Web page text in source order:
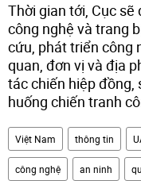
Thời gian tới, Cục
công nghệ và trang
cứu, phát triển công
quan, đơn vị và địa
tác chiến hiệp đồng,
huống chiến tranh
Việt Nam thông tin
công nghệ an ninh